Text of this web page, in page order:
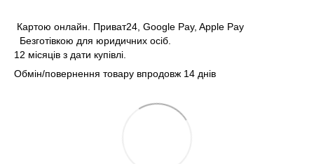
Картою онлайн. Приват24, Google Pay, Apple Pay
Безготівкою для юридичних осіб.
12 місяців з дати купівлі.
Обмін/повернення товару впродовж 14 днів